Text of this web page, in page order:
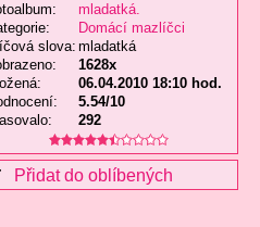
mladatká.
Domácí mazlíčci
slova: mladatká
1628x
06.04.2010 18:10 hod.
5.54/10
292
Přidat do oblíbených